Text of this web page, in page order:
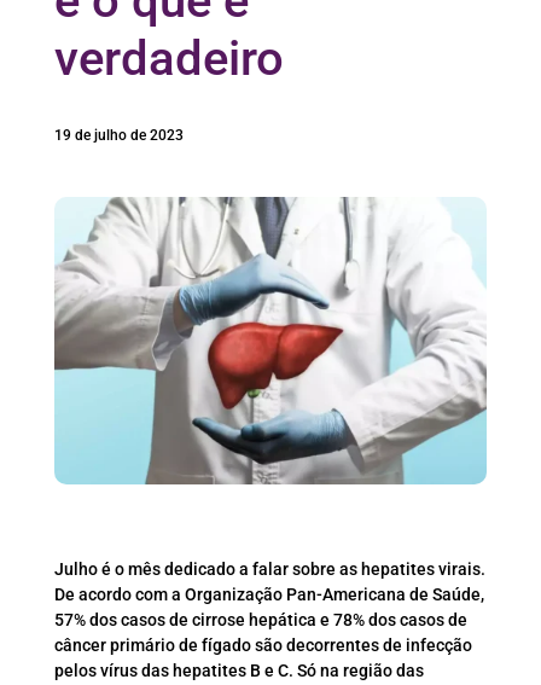
verdadeiro
19 de julho de 2023
Julho é o mês dedicado a falar sobre as hepatites virais.
De acordo com a Organização Pan-Americana de Saúde,
57% dos casos de cirrose hepática e 78% dos casos de
câncer primário de fígado são decorrentes de infecção
pelos vírus das hepatites B e C. Só na região das